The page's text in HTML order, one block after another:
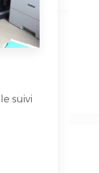
suivi